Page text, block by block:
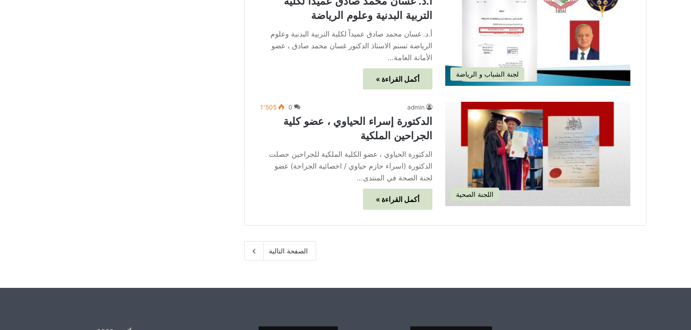
لجنة الشباب و الرياضة
التربية البدنية وعلوم الرياضة
أ.د. غسان محمد صادق عميداً لكلية التربية البدنية وعلوم
الرياضة تسنم الاستاذ الدكتور غسان محمد صادق ، عضو
الأمانة العامة…
أكمل القراءة »
اللجنة الصحية
admin
0 1٬505
الدكتورة إسراء الحياوي ، عضو كلية
الجراحين الملكية
الدكتورة الحياوي ، عضو الكلية الملكية للجراحين حصلت
الدكتورة (اسراء حازم حياوي / اخصائية الجراحة) عضو
لجنة الصحة في المنتدى…
أكمل القراءة »
الصفحة التالية